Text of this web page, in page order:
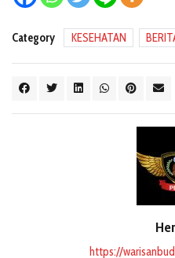
Category KESEHATAN
https://